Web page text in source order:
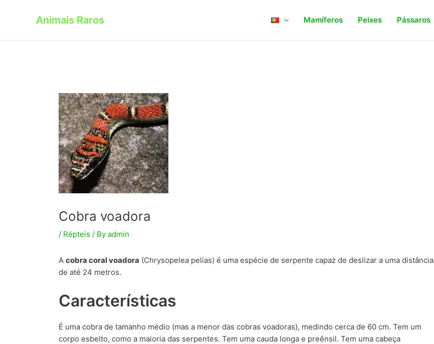
Animais Raros Mamíferos Peixes Pássaros
Cobra voadora
/ Répteis / By admin
A cobra coral voadora (Chrysopelea pelias) é uma espécie de serpente capaz de deslizar a uma distância
de até 24 metros.
Características
É uma cobra de tamanho médio (mas a menor das cobras voadoras), medindo cerca de 60 cm. Tem um
corpo esbelto, como a maioria das serpentes. Tem uma cauda longa e preênsil. Tem uma cabeça